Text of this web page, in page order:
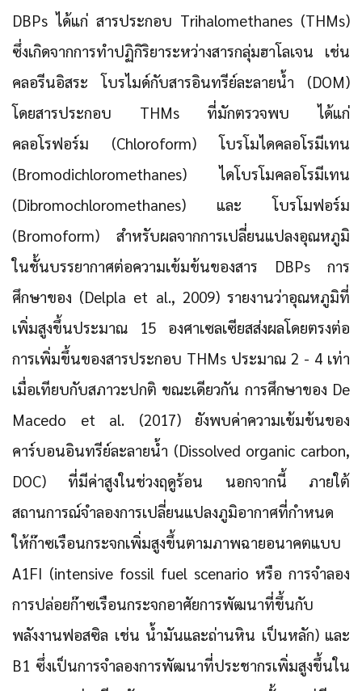
DBPs ได้แก่ สารประกอบ Trihalomethanes (THMs)
ซึ่งเกิดจากการทำปฏิกิริยาระหว่างสารกลุ่มฮาโลเจน เช่น
คลอรีนอิสระ โบรไมด์กับสารอินทรีย์ละลายน้ำ (DOM)
โดยสารประกอบ THMs ที่มักตรวจพบ ได้แก่
คลอโรฟอร์ม (Chloroform) โบรโมไดคลอโรมีเทน
(Bromodichloromethanes) ไดโบรโมคลอโรมีเทน
(Dibromochloromethanes) และ โบรโมฟอร์ม
(Bromoform) สำหรับผลจากการเปลี่ยนแปลงอุณหภูมิ
ในชั้นบรรยากาศต่อความเข้มข้นของสาร DBPs การ
ศึกษาของ (Delpla et al., 2009) รายงานว่าอุณหภูมิที่
เพิ่มสูงขึ้นประมาณ 15 องศาเซลเซียสส่งผลโดยตรงต่อ
การเพิ่มขึ้นของสารประกอบ THMs ประมาณ 2 - 4 เท่า
เมื่อเทียบกับสภาวะปกติ ขณะเดียวกัน การศึกษาของ De
Macedo et al. (2017) ยังพบค่าความเข้มข้นของ
คาร์บอนอินทรีย์ละลายน้ำ (Dissolved organic carbon,
DOC) ที่มีค่าสูงในช่วงฤดูร้อน นอกจากนี้ ภายใต้
สถานการณ์จำลองการเปลี่ยนแปลงภูมิอากาศที่กำหนด
ให้ก๊าซเรือนกระจกเพิ่มสูงขึ้นตามภาพฉายอนาคตแบบ
A1FI (intensive fossil fuel scenario หรือ การจำลอง
การปล่อยก๊าซเรือนกระจกอาศัยการพัฒนาที่ขึ้นกับ
พลังงานฟอสซิล เช่น น้ำมันและถ่านหิน เป็นหลัก) และ
B1 ซึ่งเป็นการจำลองการพัฒนาที่ประชากรเพิ่มสูงขึ้นใน